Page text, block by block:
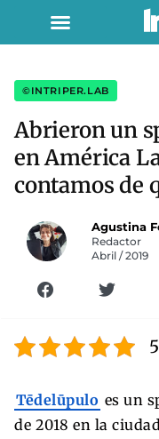
©INTRIPER.LAB
Abrieron un
en América
contamos de
Agustina
Redactor
Abril / 2019
Tēdelūpulo es un
de 2018 en la